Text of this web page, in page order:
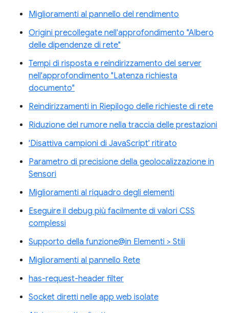
Miglioramenti al pannello del rendimento
Origini precollegate nell'approfondimento "Albero
delle dipendenze di rete"
Tempi di risposta e reindirizzamento del server
nell'approfondimento "Latenza richiesta
documento"
Reindirizzamenti in Riepilogo delle richieste di rete
Riduzione del rumore nella traccia delle prestazioni
'Disattiva campioni di JavaScript' ritirato
Parametro di precisione della geolocalizzazione in
Sensori
Miglioramenti al riquadro degli elementi
Eseguire il debug più facilmente di valori CSS
complessi
Supporto della funzione@in Elementi > Stili
Miglioramenti al pannello Rete
has-request-header filter
Socket diretti nelle app web isolate